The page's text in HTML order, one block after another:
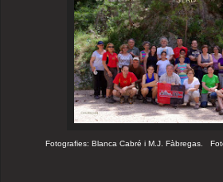
Fotografies: Blanca Cabré i M.J. Fàbregas.